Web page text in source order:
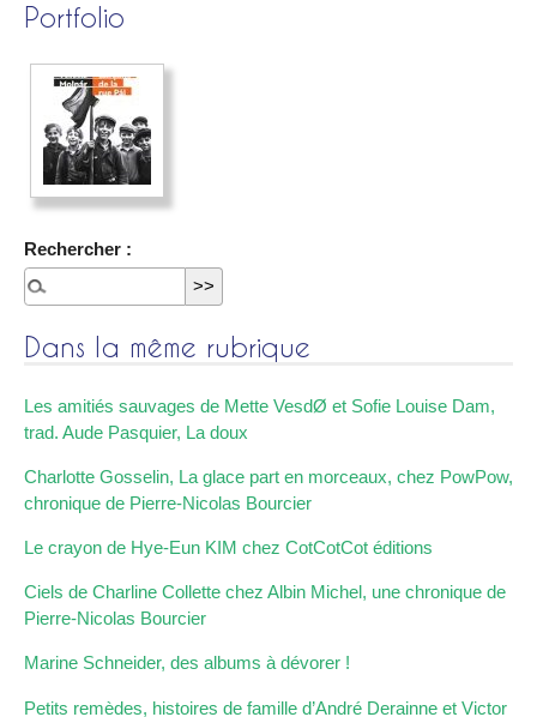
Portfolio
Rechercher :
Dans la même rubrique
Les amitiés sauvages de Mette VesdØ et Sofie Louise Dam,
trad. Aude Pasquier, La doux
Charlotte Gosselin, La glace part en morceaux, chez PowPow,
chronique de Pierre-Nicolas Bourcier
Le crayon de Hye-Eun KIM chez CotCotCot éditions
Ciels de Charline Collette chez Albin Michel, une chronique de
Pierre-Nicolas Bourcier
Marine Schneider, des albums à dévorer !
Petits remèdes, histoires de famille d’André Derainne et Victor